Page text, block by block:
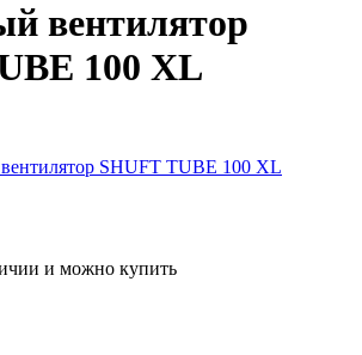
вентилятор
100 XL
и можно купить